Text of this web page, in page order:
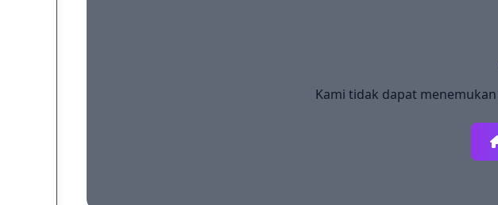
Kami tidak dapat